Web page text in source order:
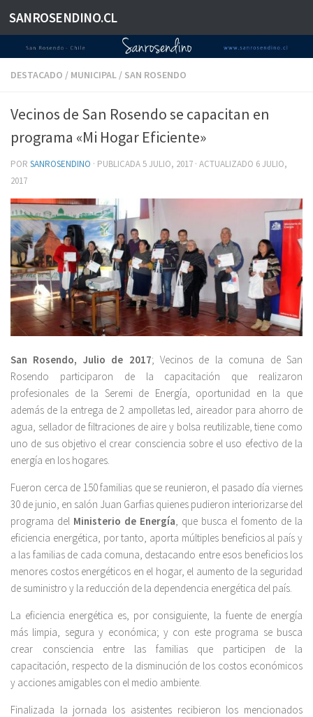
Saltar al contenido
SANROSENDINO.CL
DESTACADO / MUNICIPAL / SAN ROSENDO
Vecinos de San Rosendo se capacitan en
programa «Mi Hogar Eficiente»
POR SANROSENDINO · PUBLICADA5 JULIO, 2017 · ACTUALIZADO 6 JULIO,
2017
San Rosendo, Julio de 2017; Vecinos de la comuna de San
Rosendo participaron de la capacitación que realizaron
profesionales de la Seremi de Energía, oportunidad en la que
además de la entrega de 2 ampolletas led, aireador para ahorro de
agua, sellador de filtraciones de aire y bolsa reutilizable, tiene como
uno de sus objetivo el crear consciencia sobre el uso efectivo de la
energía en los hogares.
Fueron cerca de 150 familias que se reunieron, el pasado día viernes
30 de junio, en salón Juan Garfias quienes pudieron interiorizarse del
programa del Ministerio de Energía , que busca el fomento de la
eficiencia energética, por tanto, aporta múltiples beneficios al país y
a las familias de cada comuna, destacando entre esos beneficios los
menores costos energéticos en el hogar, el aumento de la seguridad
de suministro y la reducción de la dependencia energética del país.
La eficiencia energética es, por consiguiente, la fuente de energía
más limpia, segura y económica; y con este programa se busca
crear consciencia entre las familias que participen de la
capacitación, respecto de la disminución de los costos económicos
y acciones amigables con el medio ambiente.
Finalizada la jornada los asistentes recibieron los mencionados